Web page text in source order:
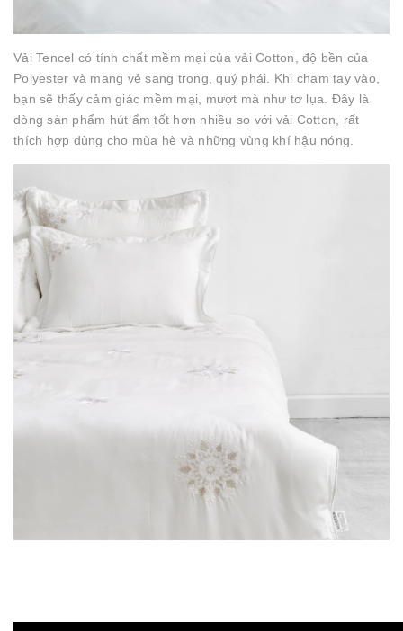
Vải Tencel có tính chất mềm mại của vải Cotton, độ bền của
Polyester và mang vẻ sang trọng, quý phái. Khi chạm tay vào,
bạn sẽ thấy cảm giác mềm mại, mượt mà như tơ lụa. Đây là
dòng sản phẩm hút ẩm tốt hơn nhiều so với vải Cotton, rất
thích hợp dùng cho mùa hè và những vùng khí hậu nóng.